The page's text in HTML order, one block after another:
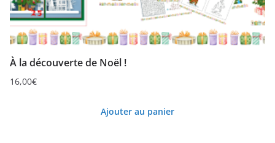
À la découverte de Noël !
16,00€
Ajouter au panier